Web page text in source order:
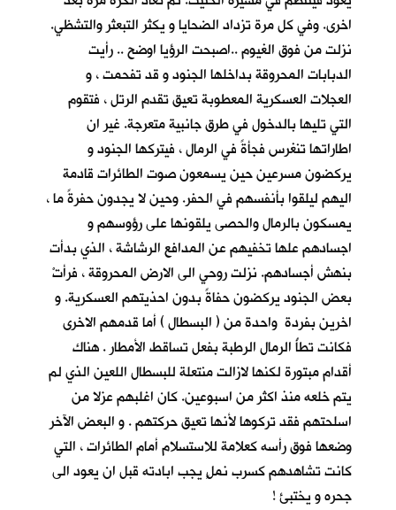
اخرى. وفي كل مرة تزداد الضحايا و يكثر التبعثر والتشظي.
نزلت من فوق الغيوم ..اصبحت الرؤيا اوضح .. رأيت
الدبابات المحروقة بداخلها الجنود و قد تفحمت ، و
العجلات العسكرية المعطوبة تعيق تقدم الرتل ، فتقوم
التي تليها بالدخول في طرق جانبية متعرجة. غير ان
اطاراتها تنغرس فجأةً في الرمال ، فيتركها الجنود و
يركضون مسرعين حين يسمعون صوت الطائرات قادمة
اليهم ليلقوا بأنفسهم في الحفر. وحين لا يجدون حفرةً ما ،
يمسكون بالرمال والحصى يلقونها على رؤوسهم و
اجسادهم علها تخفيهم عن المدافع الرشاشة ، الذي بدأت
بنهش أجسادهم. نزلت روحي الى الارض المحروقة ، فرأتْ
بعض الجنود يركضون حفاةً بدون احذيتهم العسكرية. و
اخرين بفردة واحدة من ( البسطال ) أما قدمهم الاخرى
فكانت تطأُ الرمال الرطبة بفعل تساقط الأمطار . هناك
أقدام مبتورة لكنها لازالت منتعلة للبسطال اللعين الذي لم
يتم خلعه منذ اكثر من اسبوعين. كان اغلبهم عزلا من
اسلحتهم فقد تركوها لأنها تعيق حركتهم . و البعض الآخر
وضعها فوق رأسه كعلامة للاستسلام أمام الطائرات ، التي
كانت تشاهدهم كسرب نملٍ يجب ابادته قبل ان يعود الى
جحره و يختبئ !